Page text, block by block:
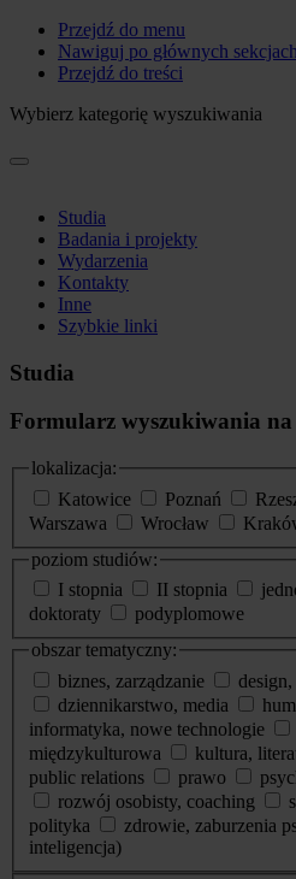
Przejdź do menu
Nawiguj po głównych sekcjach
Przejdź do treści
Wybierz kategorię wyszukiwania
Studia
Badania i projekty
Wydarzenia
Kontakty
Inne
Szybkie linki
Studia
Formularz wyszukiwania na
lokalizacja:
Katowice
Poznań
Warszawa
Wrocław
poziom studiów:
I stopnia
II stopnia
doktoraty
podyplomowe
obszar tematyczny:
biznes, zarządzanie
dziennikarstwo, media
informatyka, nowe technologie
międzykulturowa
kultura,
public relations
prawo
rozwój osobisty, coaching
polityka
zdrowie, zaburzenia
inteligencja)